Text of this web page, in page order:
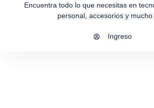
Encuentra todo lo que necesitas en
personal, accesorios y
Ingreso